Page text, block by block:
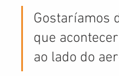
Gostaríamos
que
ao lado do